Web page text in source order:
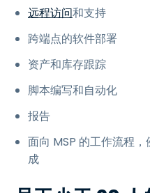
远程访问和支持
跨端点的软件部署
资产和库存跟踪
脚本编写和自动化
报告
面向 MSP 的工作流程
成